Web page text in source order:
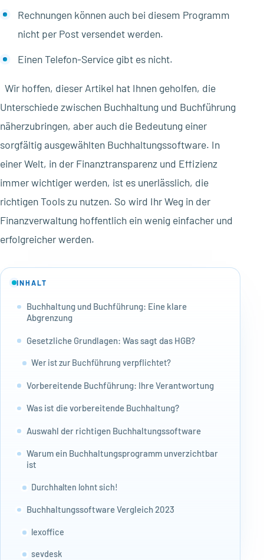
Rechnungen können auch bei diesem Programm
nicht per Post versendet werden.
Einen Telefon-Service gibt es nicht.
Wir hoffen, dieser Artikel hat Ihnen geholfen, die
Unterschiede zwischen Buchhaltung und Buchführung
näherzubringen, aber auch die Bedeutung einer
sorgfältig ausgewählten Buchhaltungssoftware. In
einer Welt, in der Finanztransparenz und Effizienz
immer wichtiger werden, ist es unerlässlich, die
richtigen Tools zu nutzen. So wird Ihr Weg in der
Finanzverwaltung hoffentlich ein wenig einfacher und
erfolgreicher werden.
INHALT
Buchhaltung und Buchführung: Eine klare
Abgrenzung
Gesetzliche Grundlagen: Was sagt das HGB?
Wer ist zur Buchführung verpflichtet?
Vorbereitende Buchführung: Ihre Verantwortung
Was ist die vorbereitende Buchhaltung?
Auswahl der richtigen Buchhaltungssoftware
Warum ein Buchhaltungsprogramm unverzichtbar
ist
Durchhalten lohnt sich!
Buchhaltungssoftware Vergleich 2023
lexoffice
sevdesk